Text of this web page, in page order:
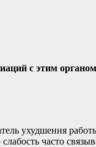
с этим
ухудшения
часто